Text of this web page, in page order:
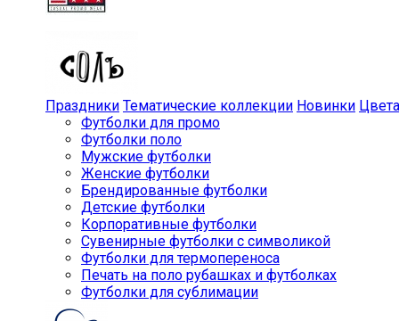
Праздники Тематические коллекции Новинки Цвета
Футболки для промо
Футболки поло
Мужские футболки
Женские футболки
Брендированные футболки
Детские футболки
Корпоративные футболки
Сувенирные футболки с символикой
Футболки для термопереноса
Печать на поло рубашках и футболках
Футболки для сублимации